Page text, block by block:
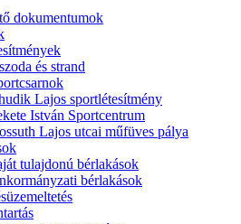
dokumentumok
és strand
Lajos sportlétesítmény
István Sportcentrum
Lajos utcai műfüves pálya
tulajdonú bérlakások
bérlakások